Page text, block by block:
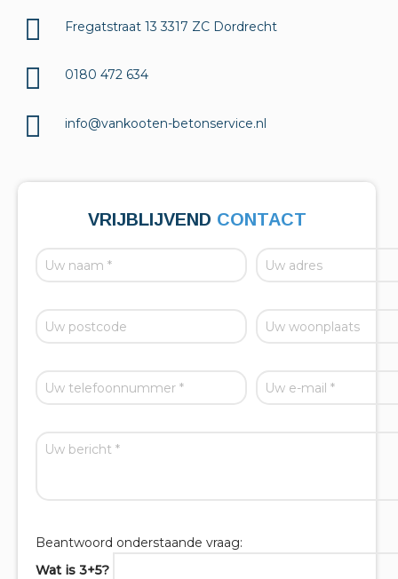
Fregatstraat 13 3317 ZC Dordrecht
0180 472 634
info@vankooten-betonservice.nl
VRIJBLIJVEND CONTACT
Beantwoord onderstaande vraag:
Wat is 3+5?